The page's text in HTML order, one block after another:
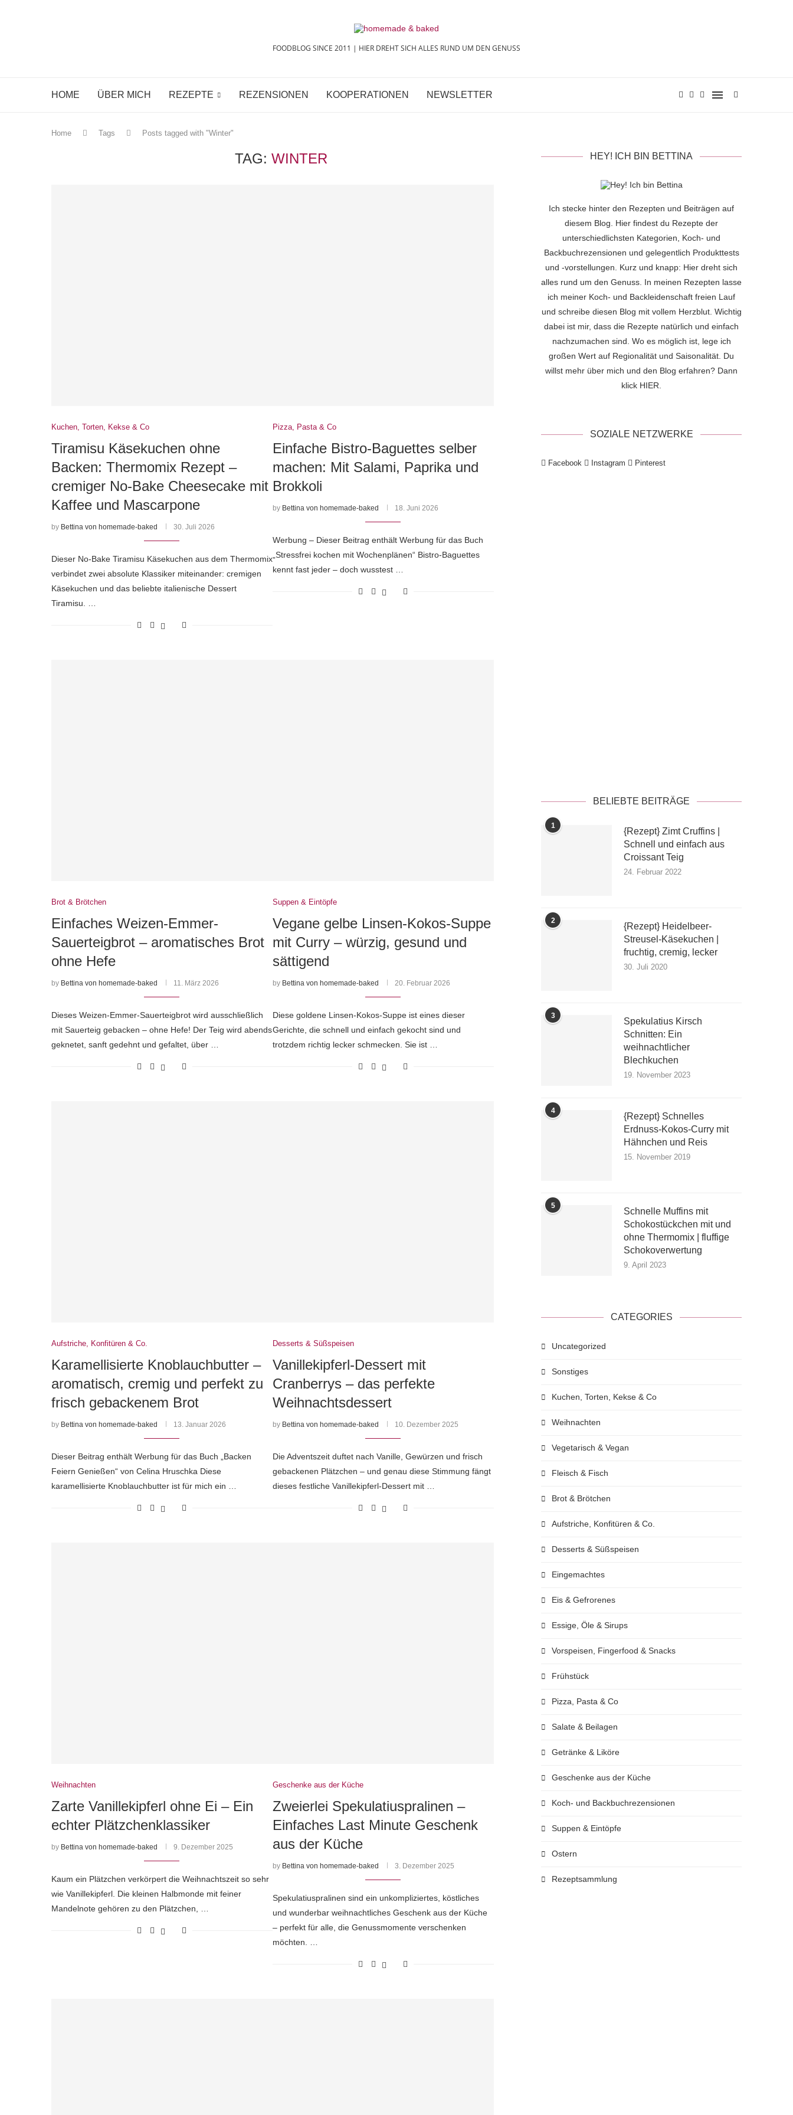
FOODBLOG SINCE 2011 | HIER DREHT SICH ALLES RUND UM DEN GENUSS
HOME ÜBER MICH REZEPTE REZENSIONEN KOOPERATIONEN NEWSLETTER
Home Tags Posts tagged with "Winter"
TAG:WINTER
Kuchen, Torten, Kekse & Co
Tiramisu Käsekuchen ohne
Backen: Thermomix Rezept –
cremiger No-Bake Cheesecake mit
Kaffee und Mascarpone
by Bettina von homemade-baked 30. Juli 2026
Dieser No-Bake Tiramisu Käsekuchen aus dem Thermomix
verbindet zwei absolute Klassiker miteinander: cremigen
Käsekuchen und das beliebte italienische Dessert
Tiramisu. …
Pizza, Pasta & Co
Einfache Bistro-Baguettes selber
machen: Mit Salami, Paprika und
Brokkoli
by Bettina von homemade-baked 18. Juni 2026
Werbung – Dieser Beitrag enthält Werbung für das Buch
„Stressfrei kochen mit Wochenplänen“ Bistro-Baguettes
kennt fast jeder – doch wusstest …
Brot & Brötchen
Einfaches Weizen-Emmer-
Sauerteigbrot – aromatisches Brot
ohne Hefe
by Bettina von homemade-baked 11. März 2026
Dieses Weizen-Emmer-Sauerteigbrot wird ausschließlich
mit Sauerteig gebacken – ohne Hefe! Der Teig wird abends
geknetet, sanft gedehnt und gefaltet, über …
Suppen & Eintöpfe
Vegane gelbe Linsen-Kokos-Suppe
mit Curry – würzig, gesund und
sättigend
by Bettina von homemade-baked 20. Februar 2026
Diese goldene Linsen-Kokos-Suppe ist eines dieser
Gerichte, die schnell und einfach gekocht sind und
trotzdem richtig lecker schmecken. Sie ist …
Aufstriche, Konfitüren & Co.
Karamellisierte Knoblauchbutter –
aromatisch, cremig und perfekt zu
frisch gebackenem Brot
by Bettina von homemade-baked 13. Januar 2026
Dieser Beitrag enthält Werbung für das Buch „Backen
Feiern Genießen“ von Celina Hruschka Diese
karamellisierte Knoblauchbutter ist für mich ein …
Desserts & Süßspeisen
Vanillekipferl-Dessert mit
Cranberrys – das perfekte
Weihnachtsdessert
by Bettina von homemade-baked 10. Dezember 2025
Die Adventszeit duftet nach Vanille, Gewürzen und frisch
gebackenen Plätzchen – und genau diese Stimmung fängt
dieses festliche Vanillekipferl-Dessert mit …
Weihnachten
Zarte Vanillekipferl ohne Ei – Ein
echter Plätzchenklassiker
by Bettina von homemade-baked 9. Dezember 2025
Kaum ein Plätzchen verkörpert die Weihnachtszeit so sehr
wie Vanillekipferl. Die kleinen Halbmonde mit feiner
Mandelnote gehören zu den Plätzchen, …
Geschenke aus der Küche
Zweierlei Spekulatiuspralinen –
Einfaches Last Minute Geschenk
aus der Küche
by Bettina von homemade-baked 3. Dezember 2025
Spekulatiuspralinen sind ein unkompliziertes, köstliches
und wunderbar weihnachtliches Geschenk aus der Küche
– perfekt für alle, die Genussmomente verschenken
möchten. …
HEY! ICH BIN BETTINA
Ich stecke hinter den Rezepten und Beiträgen auf
diesem Blog. Hier findest du Rezepte der
unterschiedlichsten Kategorien, Koch- und
Backbuchrezensionen und gelegentlich Produkttests
und -vorstellungen. Kurz und knapp: Hier dreht sich
alles rund um den Genuss. In meinen Rezepten lasse
ich meiner Koch- und Backleidenschaft freien Lauf
und schreibe diesen Blog mit vollem Herzblut. Wichtig
dabei ist mir, dass die Rezepte natürlich und einfach
nachzumachen sind. Wo es möglich ist, lege ich
großen Wert auf Regionalität und Saisonalität. Du
willst mehr über mich und den Blog erfahren? Dann
klick HIER
SOZIALE NETZWERKE
Facebook Instagram Pinterest
BELIEBTE BEITRÄGE
1
{Rezept} Zimt Cruffins |
Schnell und einfach aus
Croissant Teig
24. Februar 2022
2
{Rezept} Heidelbeer-
Streusel-Käsekuchen |
fruchtig, cremig, lecker
30. Juli 2020
3
Spekulatius Kirsch
Schnitten: Ein
weihnachtlicher
Blechkuchen
19. November 2023
4
{Rezept} Schnelles
Erdnuss-Kokos-Curry mit
Hähnchen und Reis
15. November 2019
5
Schnelle Muffins mit
Schokostückchen mit und
ohne Thermomix | fluffige
Schokoverwertung
9. April 2023
CATEGORIES
Uncategorized
Sonstiges
Kuchen, Torten, Kekse & Co
Weihnachten
Vegetarisch & Vegan
Fleisch & Fisch
Brot & Brötchen
Aufstriche, Konfitüren & Co.
Desserts & Süßspeisen
Eingemachtes
Eis & Gefrorenes
Essige, Öle & Sirups
Vorspeisen, Fingerfood & Snacks
Frühstück
Pizza, Pasta & Co
Salate & Beilagen
Getränke & Liköre
Geschenke aus der Küche
Koch- und Backbuchrezensionen
Suppen & Eintöpfe
Ostern
Rezeptsammlung